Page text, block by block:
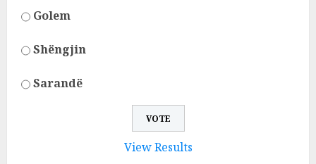
Golem
Shëngjin
Sarandë
View Results